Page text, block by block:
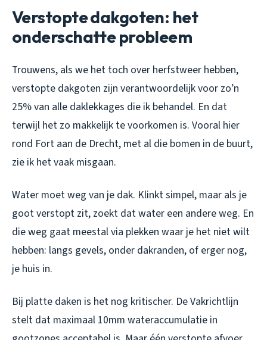
Verstopte dakgoten: het
onderschatte probleem
Trouwens, als we het toch over herfstweer hebben,
verstopte dakgoten zijn verantwoordelijk voor zo’n
25% van alle daklekkages die ik behandel. En dat
terwijl het zo makkelijk te voorkomen is. Vooral hier
rond Fort aan de Drecht, met al die bomen in de buurt,
zie ik het vaak misgaan.
Water moet weg van je dak. Klinkt simpel, maar als je
goot verstopt zit, zoekt dat water een andere weg. En
die weg gaat meestal via plekken waar je het niet wilt
hebben: langs gevels, onder dakranden, of erger nog,
je huis in.
Bij platte daken is het nog kritischer. De Vakrichtlijn
stelt dat maximaal 10mm wateraccumulatie in